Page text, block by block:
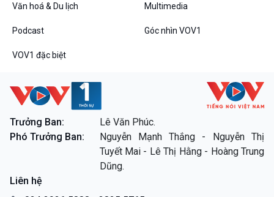
Chân dung cuộc sống
Văn hoá & Du lịch Multimedia
Podcast Góc nhìn VOV1
VOV1 đặc biệt
Trưởng Ban:
Lê Văn Phúc.
Phó Trưởng Ban:
Nguyễn Mạnh Thắng - Nguyễn Thị
Tuyết Mai - Lê Thị Hằng - Hoàng Trung
Dũng.
Liên hệ